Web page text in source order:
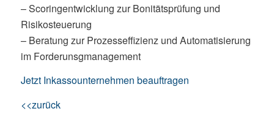
– Scoringentwicklung zur Bonitätsprüfung und
Risikosteuerung
– Beratung zur Prozesseffizienz und Automatisierung
im Forderunsgmanagement
Jetzt Inkassounternehmen beauftragen
<<zurück